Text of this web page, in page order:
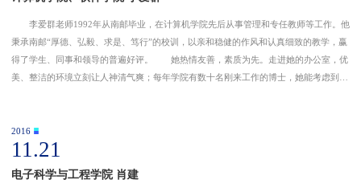
旧版入口
关闭
李爱群老师1992年从南邮毕业，在计算机学院先后从事管理和专任教师等工作。他
秉承南邮“厚德、弘毅、求是、笃行”的校训，以亲和稳健的作风和认真细致的教学，赢
得了学生、同事和领导的普遍好评。 她热情友善，素质为先。走进她的办公室，优
美、整洁的环境立刻让人神清气爽；每年学院有数十名刚来工作的博士，她能考虑到他
2016
11.21
电子科学与工程学院 肖建